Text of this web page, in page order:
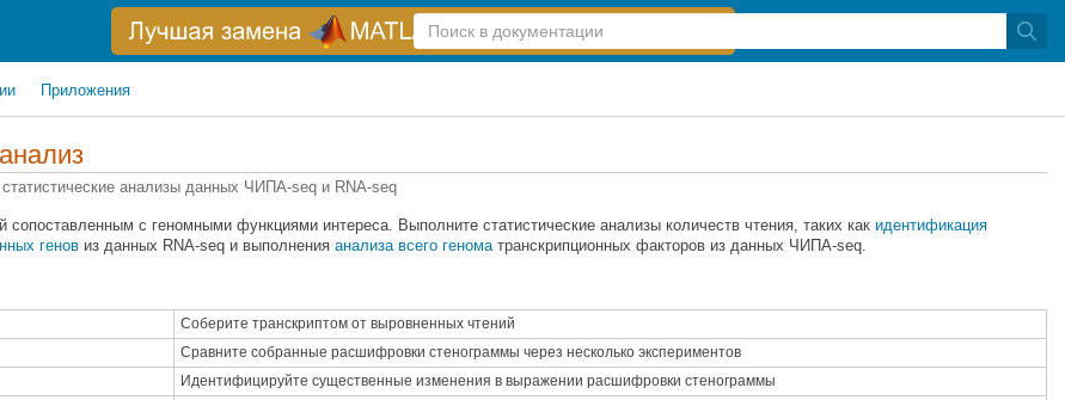
Справка
по
Приложения
анализы данных ЧИПА-seq и RNA-seq
сопоставленным с геномными функциями интереса. Выполните статистические анализы количеств чтения, таких как идентификация
генов из данных RNA-seq и выполнения анализа всего геноматранскрипционных факторов из данных ЧИПА-seq.
Соберите транскриптом от выровненных чтений
Сравните собранные расшифровки стенограммы через несколько экспериментов
Идентифицируйте существенные изменения в выражении расшифровки стенограммы